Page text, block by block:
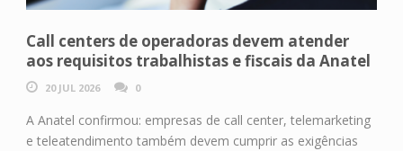
Call centers de operadoras devem atender
aos requisitos trabalhistas e fiscais da Anatel
20 JUL 2026 0
A Anatel confirmou: empresas de call center, telemarketing
e teleatendimento também devem cumprir as exigências